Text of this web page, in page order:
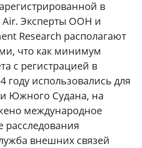
в
Эксперты ООН и
Research располагают
что как минимум
с регистрацией в
году использовались для
Южного Судана, на
международное
расследования
внешних связей